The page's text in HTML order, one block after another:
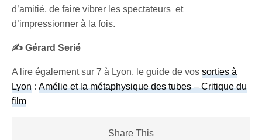
d’amitié, de faire vibrer les spectateurs et
d’impressionner à la fois.
✍️ Gérard Serié
A lire également sur 7 à Lyon, le guide de vossorties à
Lyon :Amélie et la métaphysique des tubes – Critique du
film
Share This